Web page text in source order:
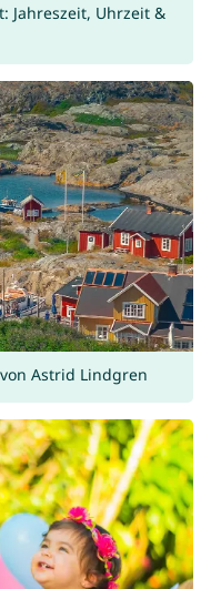
Jahreszeit, Uhrzeit &
Astrid Lindgren